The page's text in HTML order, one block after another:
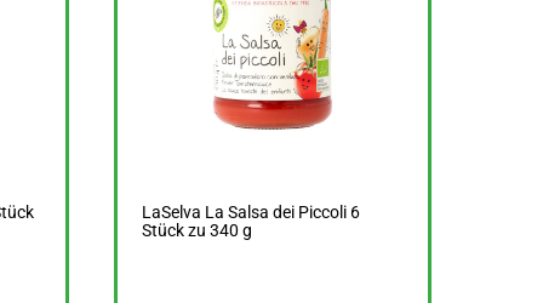
LaSelva La Salsa dei Piccoli 6
Stück zu 340 g